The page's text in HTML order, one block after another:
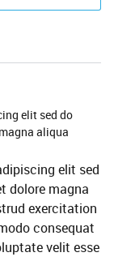
elit sed do
aliqua
elit sed
dolore magna
exercitation
consequat
velit esse